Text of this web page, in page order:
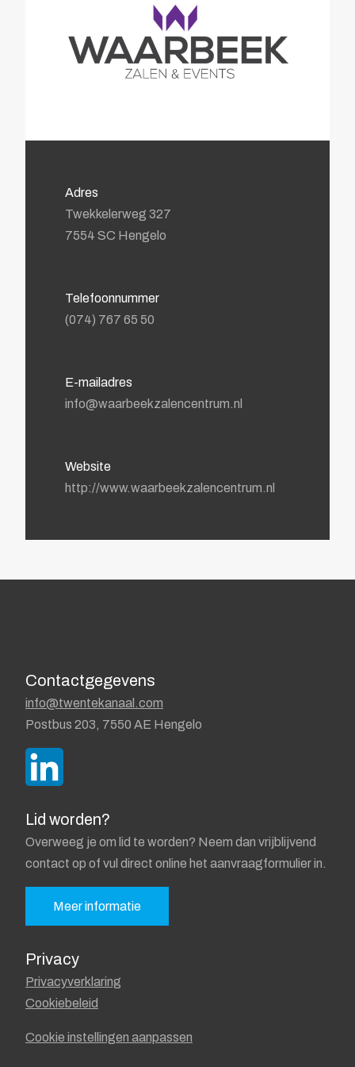
Brandverzekering
Energiekosten Besparing
Agenda
Actueel
Contact
Adres
Twekkelerweg 327
7554 SC Hengelo
Telefoonnummer
(074) 767 65 50
E-mailadres
info@waarbeekzalencentrum.nl
Website
http://www.waarbeekzalencentrum.nl
Contactgegevens
info@twentekanaal.com
Postbus 203, 7550 AE Hengelo
Lid worden?
Overweeg je om lid te worden? Neem dan vrijblijvend
contact op of vul direct online het aanvraagformulier in.
Meer informatie
Privacy
Privacyverklaring
Cookiebeleid
Cookie instellingen aanpassen